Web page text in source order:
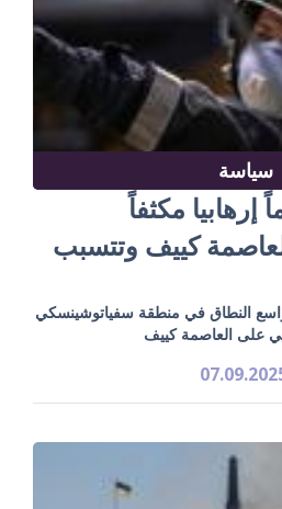
سياسة
مكثفاً
كييف وتتسبب
النطاق في منطقة سفياتوشينسكي
على العاصمة كييف